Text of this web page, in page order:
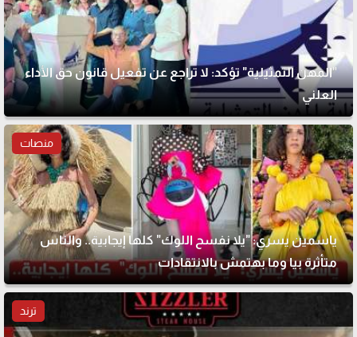
"المهن التمثيلية" تؤكد: لا تراجع عن تفعيل قانون حق الأداء
العلني
منصات
ياسمين يسري: "يلا نفسح اللوك" كلها إيجابية.. والناس
متأثرة بيا وما بهتمش بالانتقادات
ترند